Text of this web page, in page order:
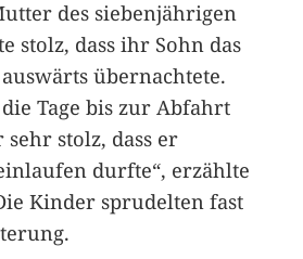
des siebenjährigen
stolz, dass ihr Sohn das
übernachtete.
Tage bis zur Abfahrt
stolz, dass er
durfte“, erzählte
Kinder sprudelten fast